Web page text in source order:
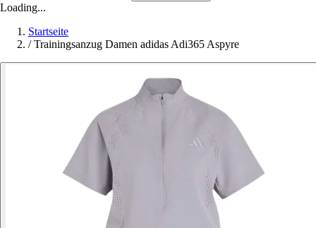
Loading...
Startseite
/ Trainingsanzug Damen adidas Adi365 Aspyre